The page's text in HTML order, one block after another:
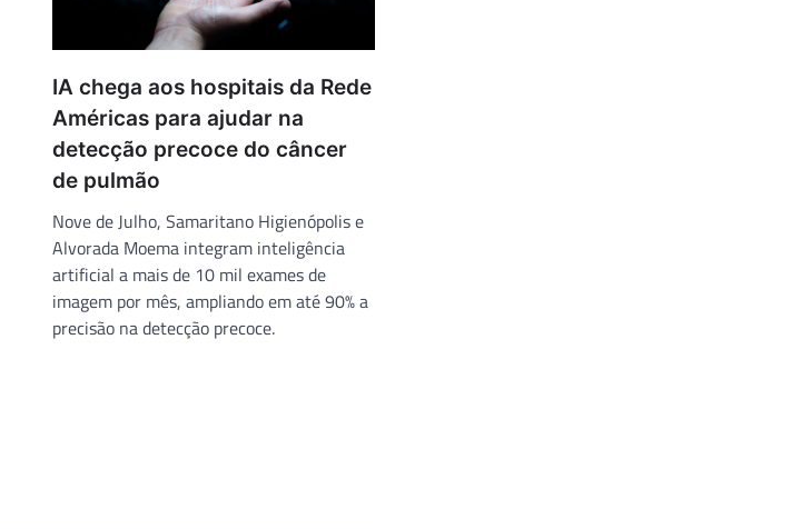
IA chega aos hospitais da Rede
Américas para ajudar na
detecção precoce do câncer
de pulmão
Nove de Julho, Samaritano Higienópolis e
Alvorada Moema integram inteligência
artificial a mais de 10 mil exames de
imagem por mês, ampliando em até 90% a
precisão na detecção precoce.